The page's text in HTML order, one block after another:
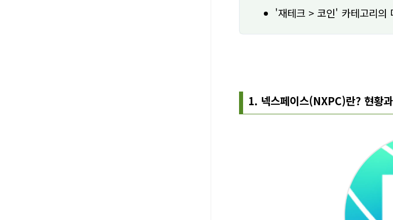
'재테크 > 코인' 카테고리의
1. 넥스페이스(NXPC)란? 현황